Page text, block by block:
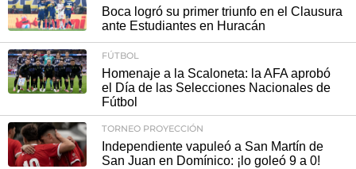
Boca logró su primer triunfo en el Clausura
ante Estudiantes en Huracán
FÚTBOL
Homenaje a la Scaloneta: la AFA aprobó
el Día de las Selecciones Nacionales de
Fútbol
TORNEO PROYECCIÓN
Independiente vapuleó a San Martín de
San Juan en Domínico: ¡lo goleó 9 a 0!